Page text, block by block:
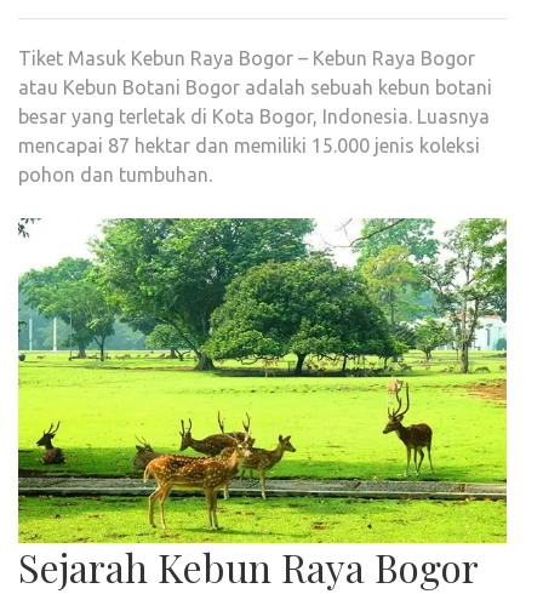
Tiket Masuk Kebun Raya Bogor – Kebun Raya Bogor
atau Kebun Botani Bogor adalah sebuah kebun botani
besar yang terletak di Kota Bogor, Indonesia. Luasnya
mencapai 87 hektar dan memiliki 15.000 jenis koleksi
pohon dan tumbuhan.
Sejarah Kebun Raya Bogor